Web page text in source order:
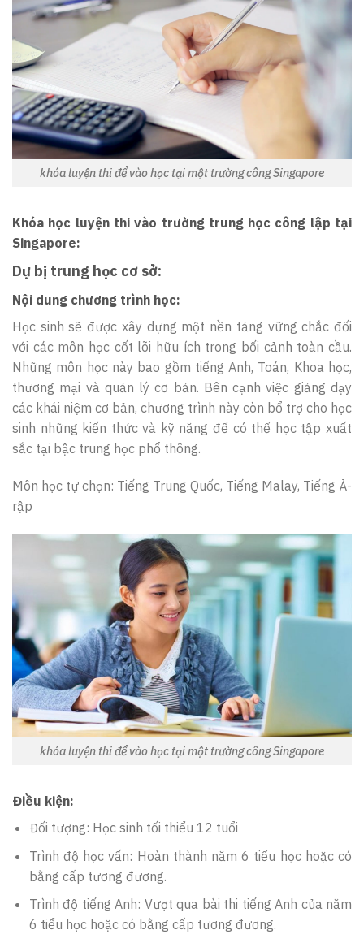
khóa luyện thi để vào học tại một trường công Singapore
Khóa học luyện thi vào trường trung học công lập tại
Singapore:
Dự bị trung học cơ sở:
Nội dung chương trình học:
Học sinh sẽ được xây dựng một nền tảng vững chắc đối
với các môn học cốt lõi hữu ích trong bối cảnh toàn cầu.
Những môn học này bao gồm tiếng Anh, Toán, Khoa học,
thương mại và quản lý cơ bản. Bên cạnh việc giảng dạy
các khái niệm cơ bản, chương trình này còn bổ trợ cho học
sinh những kiến thức và kỹ năng để có thể học tập xuất
sắc tại bậc trung học phổ thông.
Môn học tự chọn: Tiếng Trung Quốc, Tiếng Malay, Tiếng Ả-
rập
khóa luyện thi để vào học tại một trường công Singapore
Điều kiện:
Đối tượng: Học sinh tối thiểu 12 tuổi
Trình độ học vấn: Hoàn thành năm 6 tiểu học hoặc có
bằng cấp tương đương.
Trình độ tiếng Anh: Vượt qua bài thi tiếng Anh của năm
6 tiểu học hoặc có bằng cấp tương đương.